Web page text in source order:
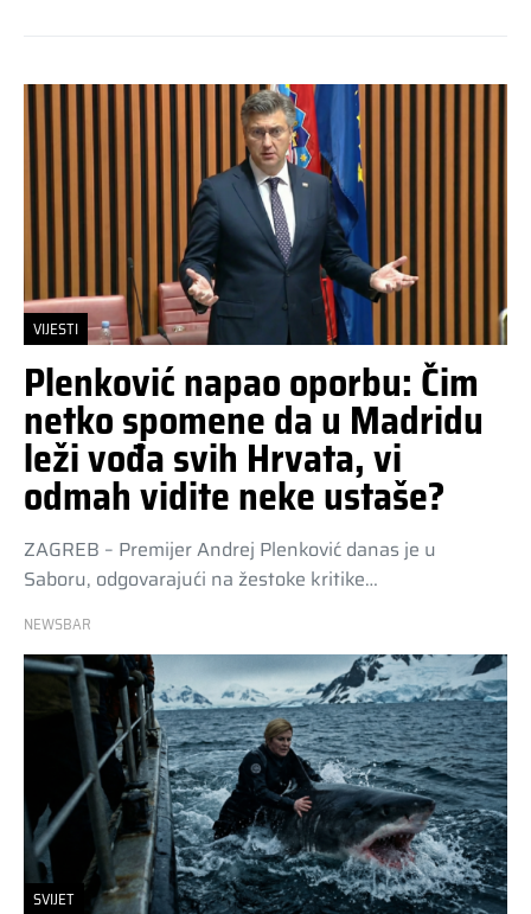
VIJESTI
Plenković napao oporbu: Čim
netko spomene da u Madridu
leži vođa svih Hrvata, vi
odmah vidite neke ustaše?
ZAGREB – Premijer Andrej Plenković danas je u
Saboru, odgovarajući na žestoke kritike…
NEWSBAR
SVIJET